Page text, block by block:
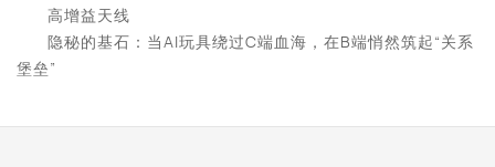
高增益天线
隐秘的基石：当AI玩具绕过C端血海，在B端悄然筑起“关系
堡垒”